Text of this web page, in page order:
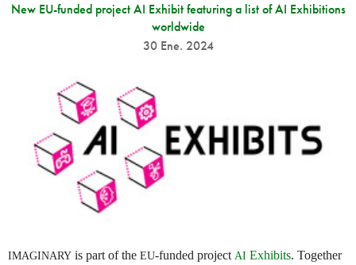
New EU-funded project AI Exhibit featuring a list of AI Exhibitions
worldwide
30 Ene. 2024
IMAGINARY is part of the EU-funded project AI Exhibits. Together